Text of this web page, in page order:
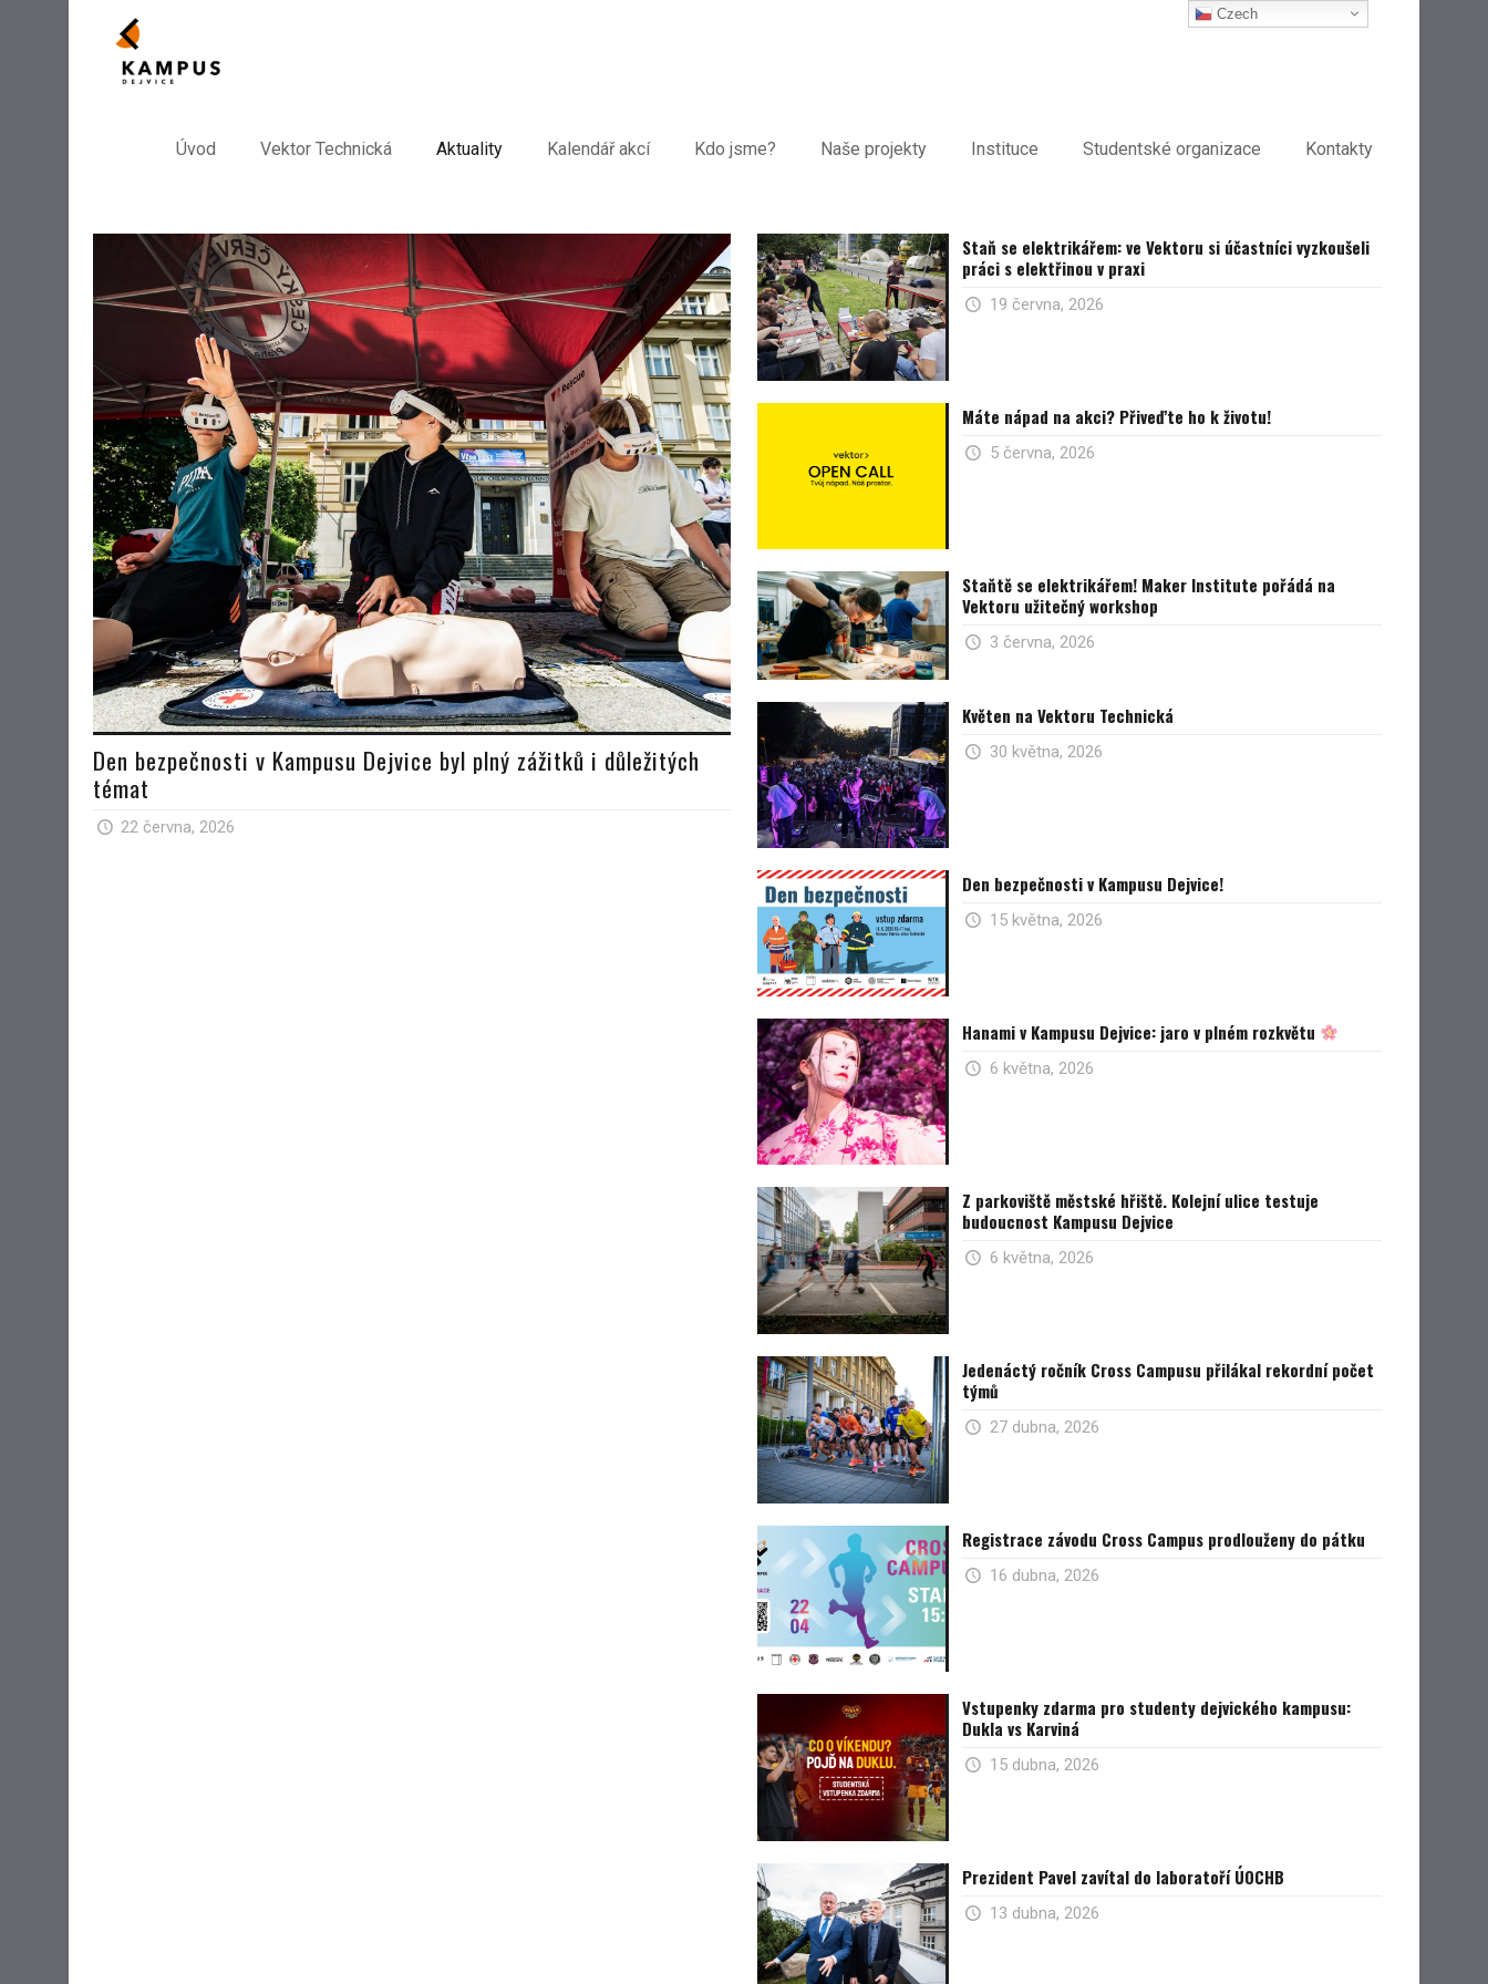
Úvod Vektor Technická Aktuality Kalendář akcí Kdo jsme? Naše projekty Instituce Studentské organizace Kontakty
Den bezpečnosti v Kampusu Dejvice byl plný zážitků i důležitých
témat
22 června, 2026
Staň se elektrikářem: ve Vektoru si účastníci vyzkoušeli
práci s elektřinou v praxi
19 června, 2026
Máte nápad na akci? Přiveďte ho k životu!
5 června, 2026
Staňtě se elektrikářem! Maker Institute pořádá na
Vektoru užitečný workshop
3 června, 2026
Květen na Vektoru Technická
30 května, 2026
Den bezpečnosti v Kampusu Dejvice!
15 května, 2026
Hanami v Kampusu Dejvice: jaro v plném rozkvětu
6 května, 2026
Z parkoviště městské hřiště. Kolejní ulice testuje
budoucnost Kampusu Dejvice
6 května, 2026
Jedenáctý ročník Cross Campusu přilákal rekordní počet
týmů
27 dubna, 2026
Registrace závodu Cross Campus prodlouženy do pátku
16 dubna, 2026
Vstupenky zdarma pro studenty dejvického kampusu:
Dukla vs Karviná
15 dubna, 2026
Prezident Pavel zavítal do laboratoří ÚOCHB
13 dubna, 2026
Czech